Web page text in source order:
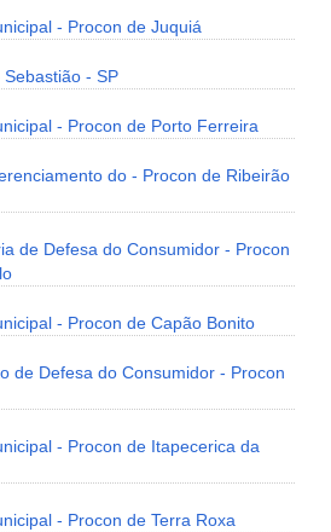
- Procon de Juquiá
- SP
- Procon de Porto Ferreira
do - Procon de Ribeirão
de Defesa do Consumidor - Procon
- Procon de Capão Bonito
de Defesa do Consumidor - Procon
- Procon de Itapecerica da
- Procon de Terra Roxa